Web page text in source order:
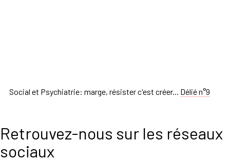
Social et Psychiatrie: marge, résister c'est créer... Délié n°9
Retrouvez-nous sur les réseaux
sociaux